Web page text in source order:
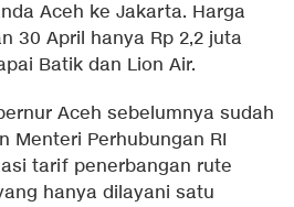
Aceh ke Jakarta. Harga
30 April hanya Rp 2,2 juta
Batik dan Lion Air.
Aceh sebelumnya sudah
Menteri Perhubungan RI
tarif penerbangan rute
hanya dilayani satu